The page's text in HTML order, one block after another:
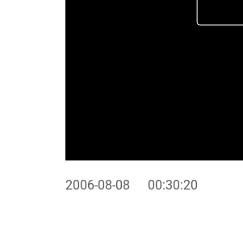
2006-08-08 00:30:20